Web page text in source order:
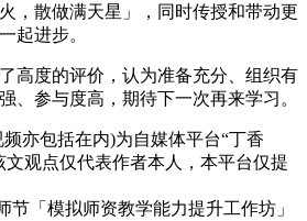
，散做满天星」，同时传授和带动更
起进步。
高度的评价，认为准备充分、组织有
、参与度高，期待下一次再来学习。
亦包括在内)为自媒体平台“丁香
文观点仅代表作者本人，本平台仅提
节「模拟师资教学能力提升工作坊」